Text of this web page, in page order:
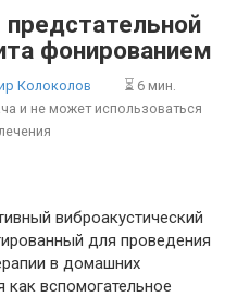
фонированием
Колоколов
⏳ 6 мин.
и не может использоваться
виброакустический
для проведения
в домашних
как вспомогательное